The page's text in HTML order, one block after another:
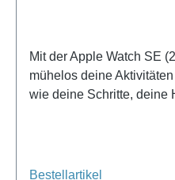
Mit der Apple Watch SE
mühelos deine
wie deine Schritte, deine
Bestellartikel